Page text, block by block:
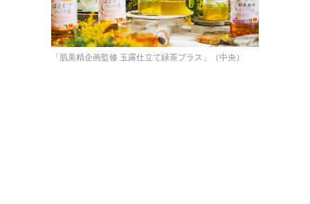
「肌美精企画監修 玉露仕立て緑茶プラス」（中央）